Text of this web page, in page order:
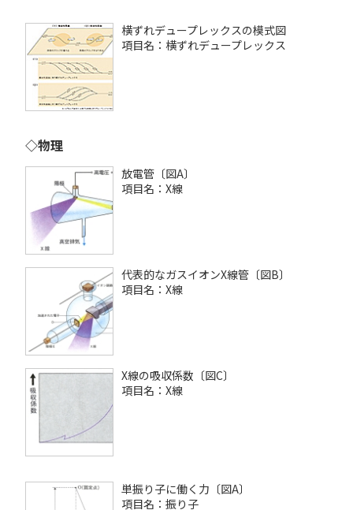
横ずれデュープレックスの模式図
項目名：横ずれデュープレックス
◇物理
放電管〔図A〕
項目名：X線
代表的なガスイオンX線管〔図B〕
項目名：X線
X線の吸収係数〔図C〕
項目名：X線
単振り子に働く力〔図A〕
項目名：振り子